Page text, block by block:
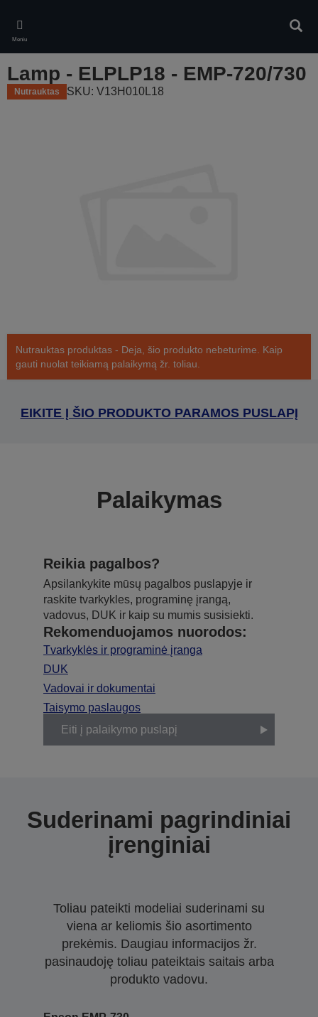
main
content
Meniu
Lamp - ELPLP18 - EMP-720/730
Nutrauktas SKU: V13H010L18
Nutrauktas produktas - Deja, šio produkto nebeturime. Kaip
gauti nuolat teikiamą palaikymą žr. toliau.
EIKITE Į ŠIO PRODUKTO PARAMOS PUSLAPĮ
Palaikymas
Reikia pagalbos?
Apsilankykite mūsų pagalbos puslapyje ir
raskite tvarkykles, programinę įrangą,
vadovus, DUK ir kaip su mumis susisiekti.
Rekomenduojamos nuorodos:
Tvarkyklės ir programinė įranga
DUK
Vadovai ir dokumentai
Taisymo paslaugos
Eiti į palaikymo puslapį
Suderinami pagrindiniai
įrenginiai
Toliau pateikti modeliai suderinami su
viena ar keliomis šio asortimento
prekėmis. Daugiau informacijos žr.
pasinaudoję toliau pateiktais saitais arba
produkto vadovu.